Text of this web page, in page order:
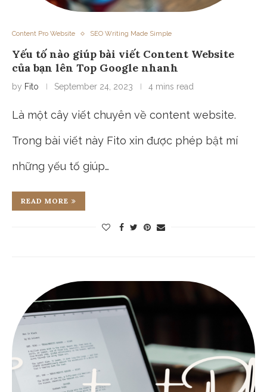
Content Pro Website SEO Writing Made Simple
Yếu tố nào giúp bài viết Content Website
của bạn lên Top Google nhanh
by Fito September 24, 2023 4 mins read
Là một cây viết chuyên về content website.
Trong bài viết này Fito xin được phép bật mí
những yếu tố giúp…
READ MORE